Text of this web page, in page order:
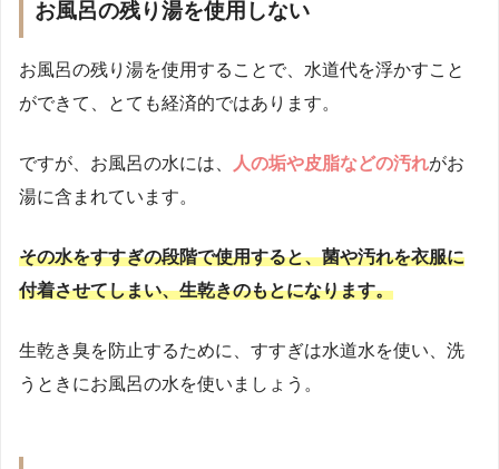
お風呂の残り湯を使用しない
お風呂の残り湯を使用することで、水道代を浮かすこと
ができて、とても経済的ではあります。
ですが、お風呂の水には、 人の垢や皮脂などの汚れがお
湯に含まれています。
その水をすすぎの段階で使用すると、菌や汚れを衣服に
付着させてしまい、生乾きのもとになります。
生乾き臭を防止するために、すすぎは水道水を使い、洗
うときにお風呂の水を使いましょう。